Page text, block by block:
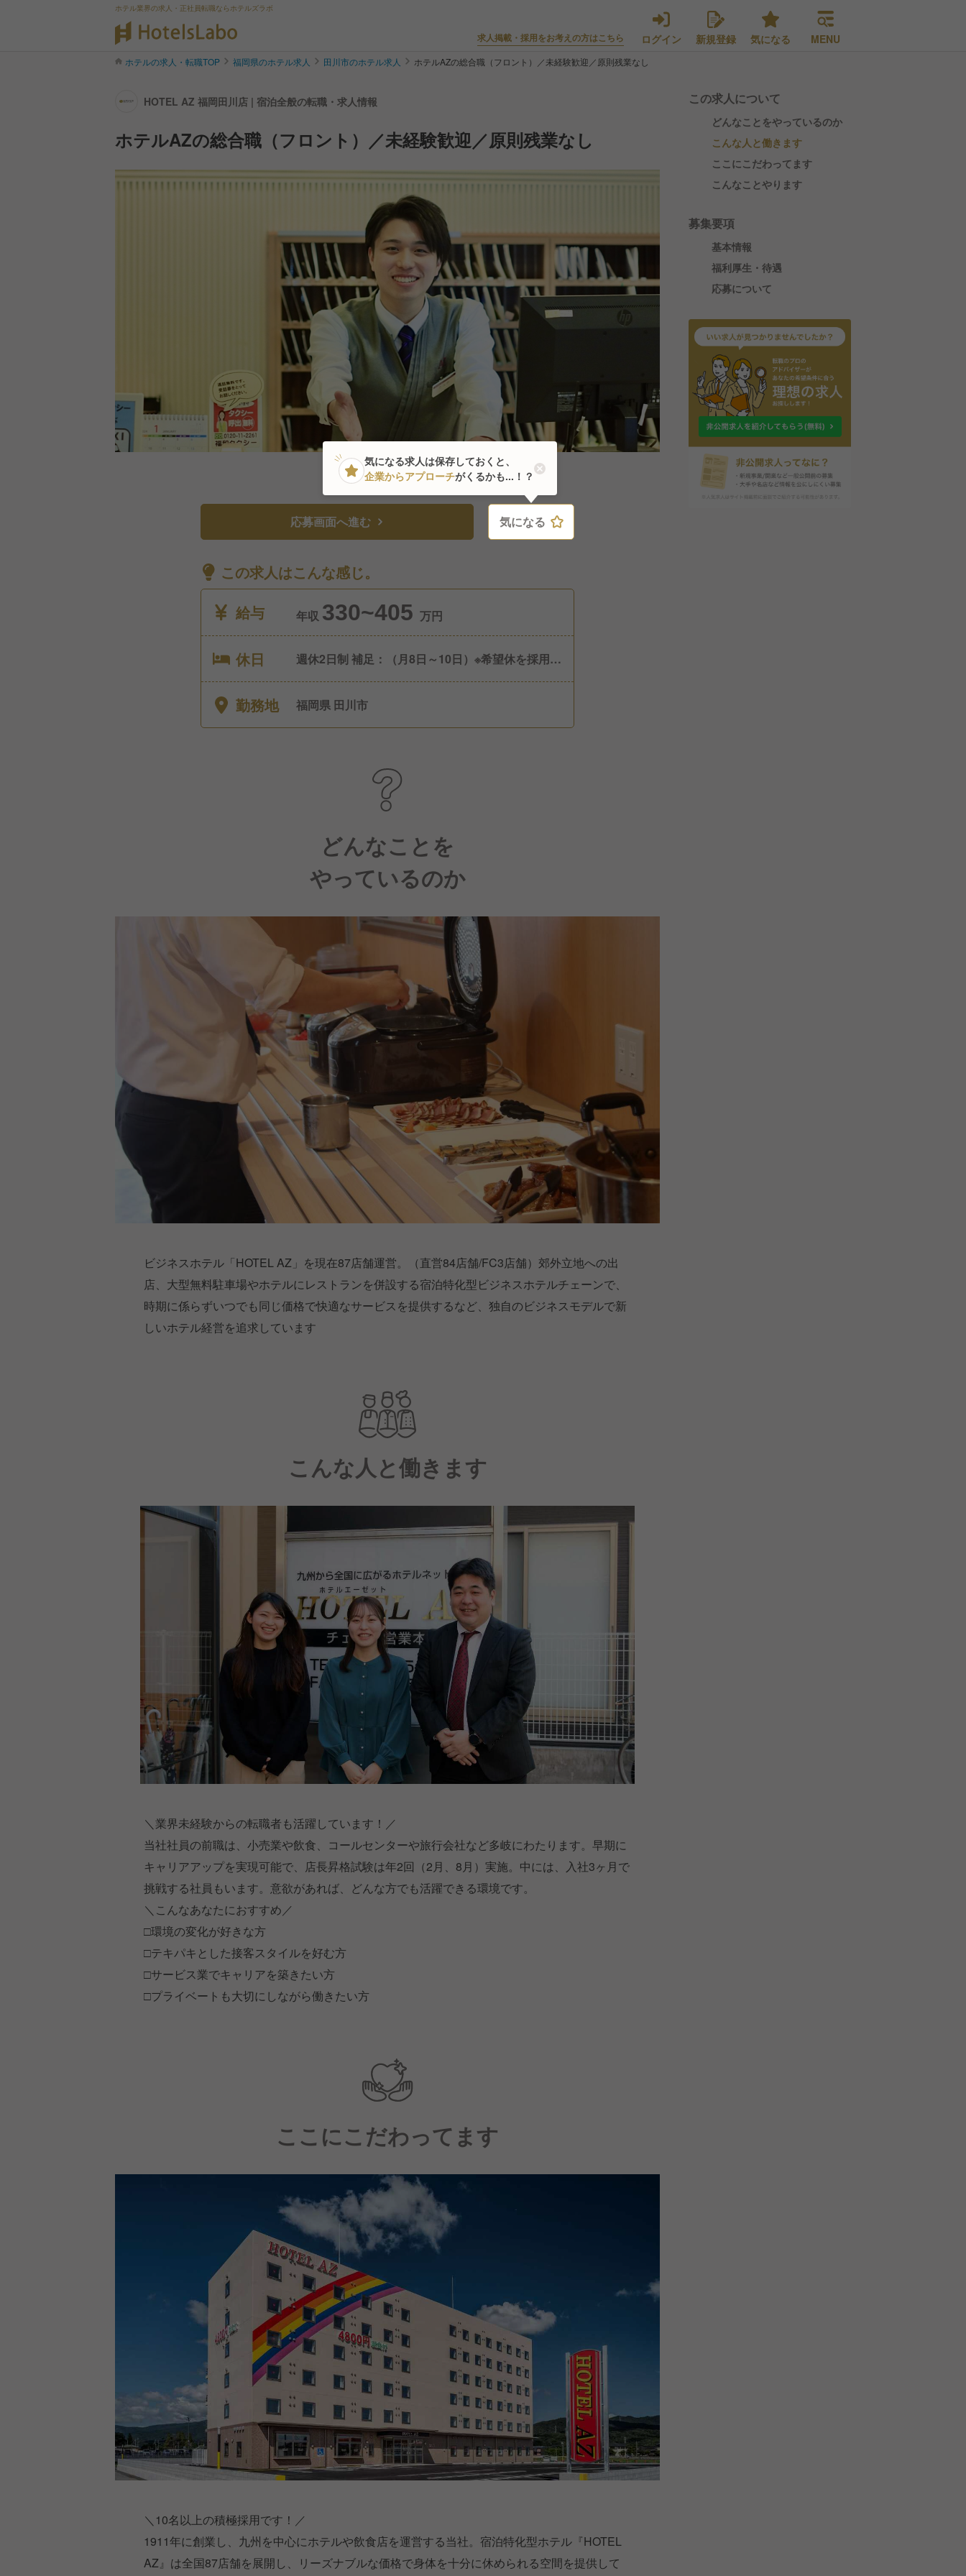
ホテル業界の求人・正社員転職ならホテルズラボ
求人掲載・採用をお考えの方はこちら ログイン 新規登録 気になる MENU
ホテルの求人・転職TOP 福岡県のホテル求人 田川市のホテル求人 ホテルAZの総合職（フロント）／未経験歓迎／原則残業なし
HOTEL AZ 福岡田川店 | 宿泊全般の転職・求人情報
ホテルAZの総合職（フロント）／未経験歓迎／原則残業なし
応募画面へ進む 気になる
この求人はこんな感じ。
給与
年収 330~405 万円
休日
週休2日制 補足：（月8日～10日）※希望休を採用し
勤務地 福岡県 田川市
どんなことを
やっているのか
ビジネスホテル「HOTEL AZ」を現在87店舗運営。（直営84店舗/FC3店舗）郊外立地への出
店、大型無料駐車場やホテルにレストランを併設する宿泊特化型ビジネスホテルチェーンで、
時期に係らずいつでも同じ価格で快適なサービスを提供するなど、独自のビジネスモデルで新
しいホテル経営を追求しています
こんな人と働きます
＼業界未経験からの転職者も活躍しています！／
当社社員の前職は、小売業や飲食、コールセンターや旅行会社など多岐にわたります。早期に
キャリアアップを実現可能で、店長昇格試験は年2回（2月、8月）実施。中には、入社3ヶ月で
挑戦する社員もいます。意欲があれば、どんな方でも活躍できる環境です。
＼こんなあなたにおすすめ／
□環境の変化が好きな方
□テキパキとした接客スタイルを好む方
□サービス業でキャリアを築きたい方
□プライベートも大切にしながら働きたい方
ここにこだわってます
＼10名以上の積極採用です！／
1911年に創業し、九州を中心にホテルや飲食店を運営する当社。宿泊特化型ホテル『HOTEL
AZ』は全国87店舗を展開し、リーズナブルな価格で身体を十分に休められる空間を提供して
この求人について
どんなことをやっているのか
こんな人と働きます
ここにこだわってます
こんなことやります
募集要項
基本情報
福利厚生・待遇
応募について
気になる
気になる求人は保存しておくと、
企業からアプローチがくるかも...！？